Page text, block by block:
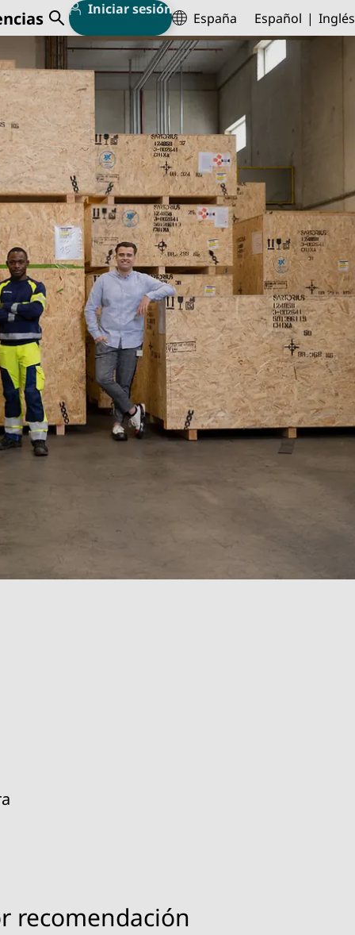
Abrir búsqueda
Iniciar sesión
España Español Inglés
recomendación